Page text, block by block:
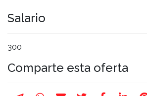
Salario
300
Comparte esta oferta